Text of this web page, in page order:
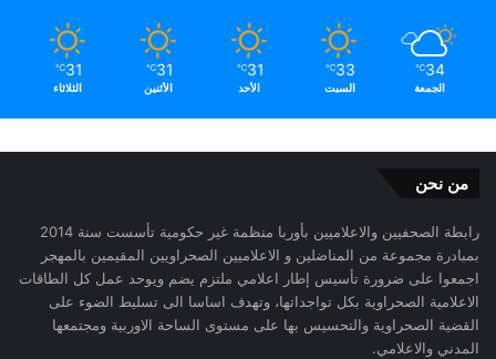
34
℃
الجمعة
33
℃
السبت
31
℃
الأحد
31
℃
الأثنين
31
℃
الثلاثاء
من نحن
رابطة الصحفيين والاعلاميين بأوربا منظمة غير حكومية تأسست سنة 2014
بمبادرة مجموعة من المناضلين و الاعلاميين الصحراويين المقيمين بالمهجر
اجمعوا على ضرورة تأسيس إطار اعلامي ملتزم يضم ويوحد عمل كل الطاقات
الاعلامية الصحراوية بكل تواجداتها، وتهدف اساسا الى تسليط الضوء على
القضية الصحراوية والتحسيس بها على مستوى الساحة الاوربية ومجتمعها
المدني والاعلامي.